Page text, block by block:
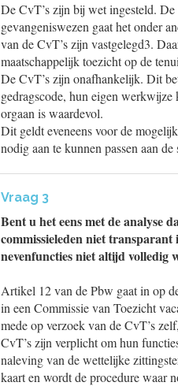
De CvT’s zijn bij wet ingesteld.
gevangeniswezen gaat het onder
van de CvT’s zijn vastgelegd3.
maatschappelijk toezicht op de
De CvT’s zijn onafhankelijk. Dit
gedragscode, hun eigen
orgaan is waardevol.
Dit geldt eveneens voor de
nodig aan te kunnen passen aan
Vraag 3
Bent u het eens met de analyse
commissieleden niet
nevenfuncties niet altijd volledig
Artikel 12 van de Pbw gaat in op
in een Commissie van Toezicht
mede op verzoek van de CvT’s
CvT’s zijn verplicht om hun
naleving van de wettelijke
kaart en wordt de procedure waar